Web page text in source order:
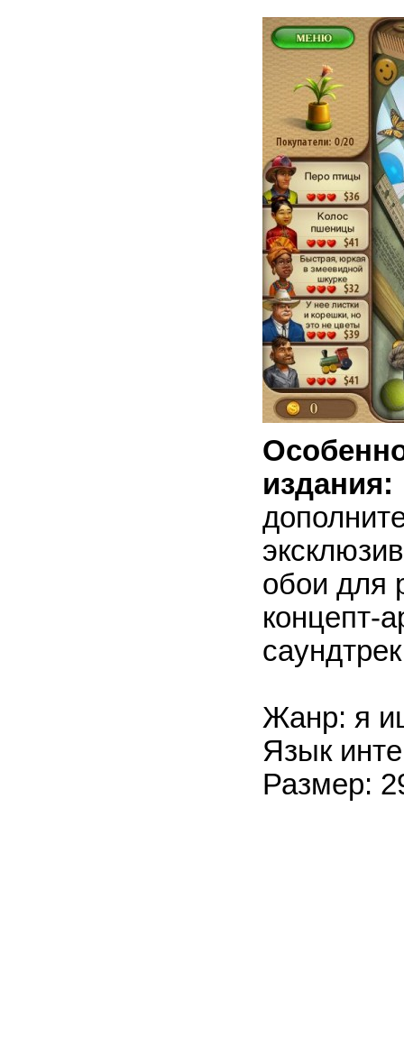
издания:
обои для
концепт-
саундтрек
Жанр: я
Язык
Размер: